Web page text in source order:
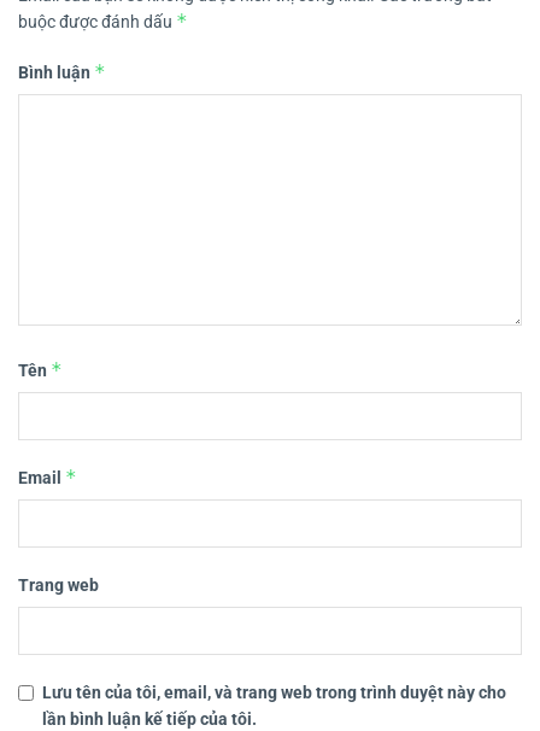
buộc được đánh dấu *
Bình luận *
Tên *
Email *
Trang web
Lưu tên của tôi, email, và trang web trong trình duyệt này cho
lần bình luận kế tiếp của tôi.